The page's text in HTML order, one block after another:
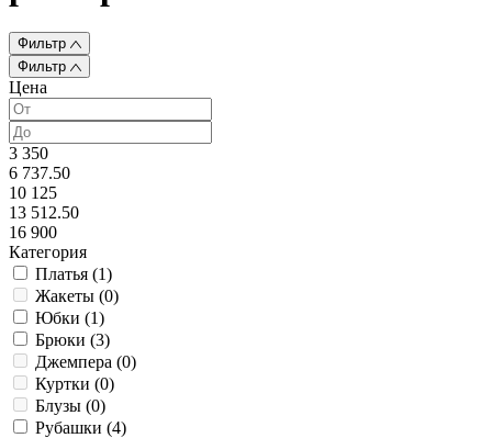
Фильтр
Фильтр
Цена
3 350
6 737.50
10 125
13 512.50
16 900
Категория
Платья (1)
Жакеты (0)
Юбки (1)
Брюки (3)
Джемпера (0)
Куртки (0)
Блузы (0)
Рубашки (4)